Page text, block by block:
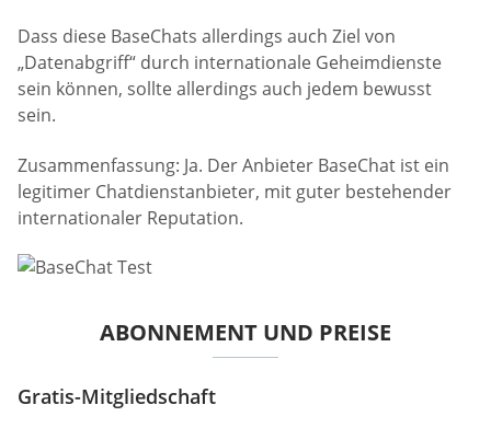
Dass diese BaseChats allerdings auch Ziel von
„Datenabgriff“ durch internationale Geheimdienste
sein können, sollte allerdings auch jedem bewusst
sein.
Zusammenfassung: Ja. Der Anbieter BaseChat ist ein
legitimer Chatdienstanbieter, mit guter bestehender
internationaler Reputation.
ABONNEMENT UND PREISE
Gratis-Mitgliedschaft